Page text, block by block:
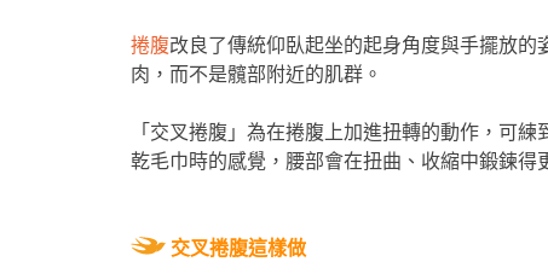
捲腹改良了傳統仰臥起坐的起身角度與手擺放
肉，而不是髖部附近的肌群。
「交叉捲腹」為在捲腹上加進扭轉的動作，可
乾毛巾時的感覺，腰部會在扭曲、收縮中鍛鍊得
交叉捲腹這樣做